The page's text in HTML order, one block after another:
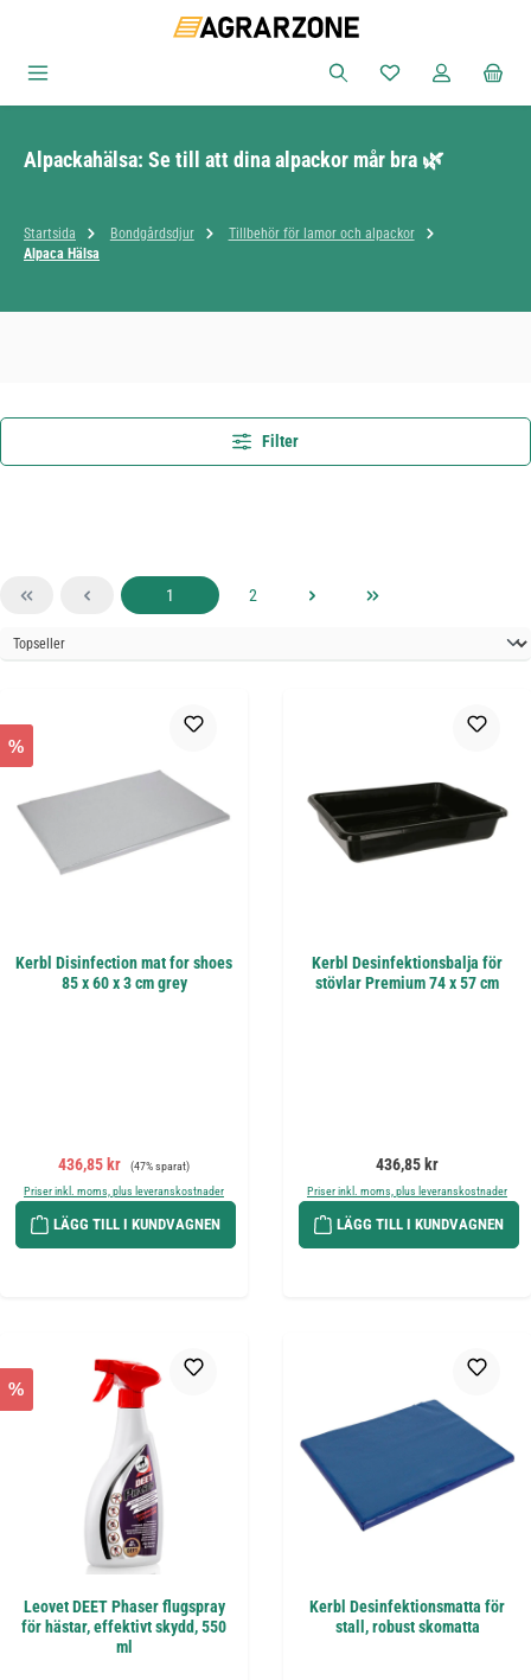
Du har 0 objekt i
Alpackahälsa: Se till att dina alpackor mår bra 🌿
Startsida Bondgårdsdjur
Tillbehör för lamor och alpackor
Alpaca Hälsa
Filter
Sida
1 Sida
2
%
Kerbl Disinfection mat for shoes
85 x 60 x 3 cm grey
Försäljningspris:
436,85 kr Ordinarie pris:
(47% sparat)
Priser inkl. moms, plus leveranskostnader
LÄGG TILL I KUNDVAGNEN
Kerbl Desinfektionsbalja för
stövlar Premium 74 x 57 cm
Ordinarie pris:
436,85 kr
Priser inkl. moms, plus leveranskostnader
LÄGG TILL I KUNDVAGNEN
%
Leovet DEET Phaser flugspray
för hästar, effektivt skydd, 550
ml
Kerbl Desinfektionsmatta för
stall, robust skomatta